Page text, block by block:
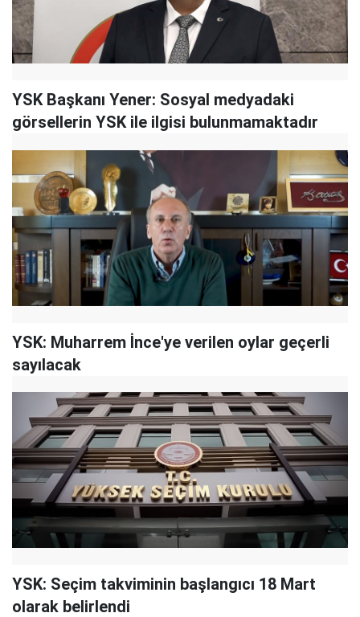
YSK Başkanı Yener: Sosyal medyadaki
görsellerin YSK ile ilgisi bulunmamaktadır
YSK: Muharrem İnce'ye verilen oylar geçerli
sayılacak
YSK: Seçim takviminin başlangıcı 18 Mart
olarak belirlendi